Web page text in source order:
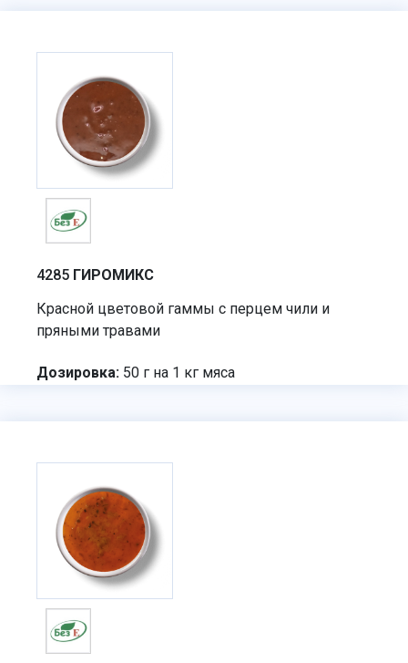
4285 ГИРОМИКС
Красной цветовой гаммы с перцем чили и
пряными травами
Дозировка: 50 г на 1 кг мяса